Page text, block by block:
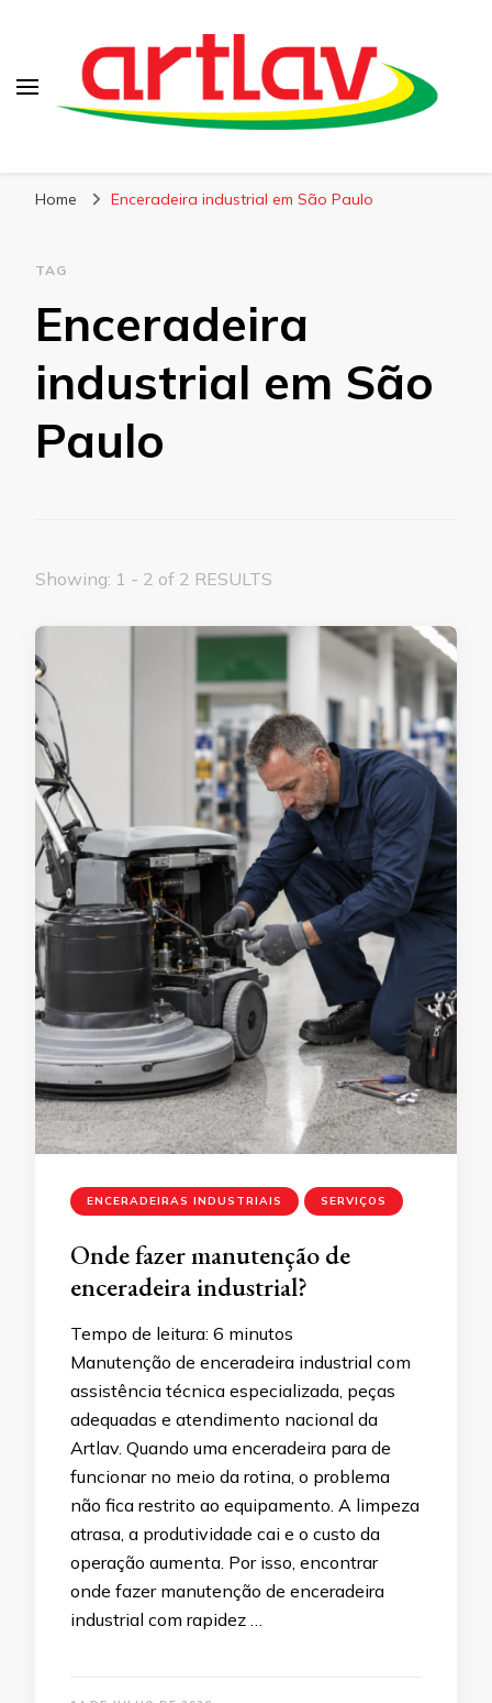
Home Enceradeira industrial em São Paulo
TAG
Enceradeira
industrial em São
Paulo
Showing: 1 - 2 of 2 RESULTS
ENCERADEIRAS INDUSTRIAIS SERVIÇOS
Onde fazer manutenção de
enceradeira industrial?
Tempo de leitura: 6 minutos
Manutenção de enceradeira industrial com
assistência técnica especializada, peças
adequadas e atendimento nacional da
Artlav. Quando uma enceradeira para de
funcionar no meio da rotina, o problema
não fica restrito ao equipamento. A limpeza
atrasa, a produtividade cai e o custo da
operação aumenta. Por isso, encontrar
onde fazer manutenção de enceradeira
industrial com rapidez …